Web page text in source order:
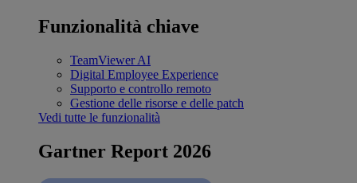
Funzionalità chiave
TeamViewer AI
Digital Employee Experience
Supporto e controllo remoto
Gestione delle risorse e delle patch
Vedi tutte le funzionalità
Gartner Report 2026